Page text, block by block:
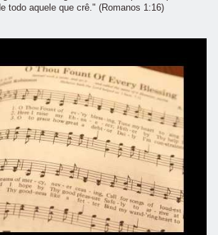
todo aquele que crê." (Romanos 1:16)